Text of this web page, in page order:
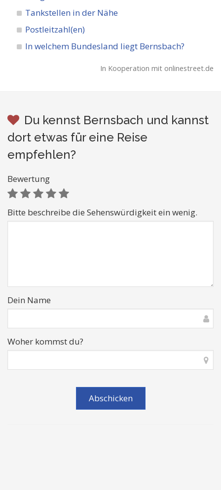
Tankstellen in der Nähe
Postleitzahl(en)
In welchem Bundesland liegt Bernsbach?
In Kooperation mit onlinestreet.de
Du kennst Bernsbach und kannst
dort etwas für eine Reise
empfehlen?
Bewertung
Bitte beschreibe die Sehenswürdigkeit ein wenig.
Dein Name
Woher kommst du?